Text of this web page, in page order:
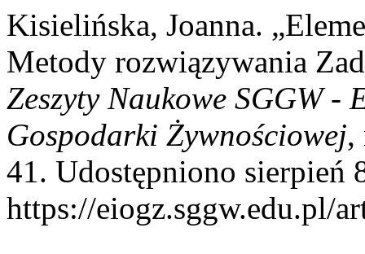
Kisielińska, Joanna.
Metody rozwiązywania
Zeszyty Naukowe SGGW
Gospodarki Żywnościowej,
41. Udostępniono sierpień
https://eiogz.sggw.edu.pl/